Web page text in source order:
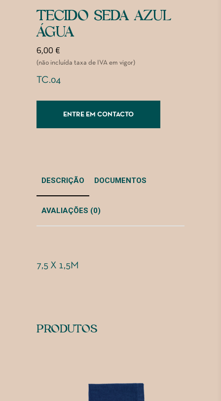
TECIDO SEDA AZUL
ÁGUA
6,00 €
(não incluída taxa de IVA em vigor)
TC.04
ENTRE EM CONTACTO
DESCRIÇÃO DOCUMENTOS
AVALIAÇÕES (0)
7,5 X 1,5M
PRODUTOS